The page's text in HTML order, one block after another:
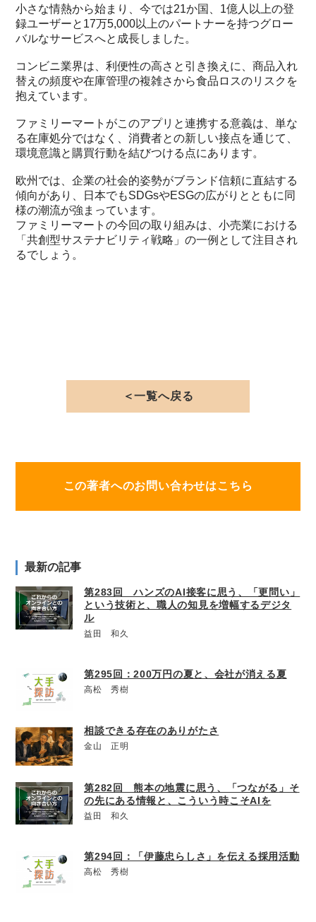
小さな情熱から始まり、今では21か国、1億人以上の登
録ユーザーと17万5,000以上のパートナーを持つグロー
バルなサービスへと成長しました。
コンビニ業界は、利便性の高さと引き換えに、商品入れ
替えの頻度や在庫管理の複雑さから食品ロスのリスクを
抱えています。
ファミリーマートがこのアプリと連携する意義は、単な
る在庫処分ではなく、消費者との新しい接点を通じて、
環境意識と購買行動を結びつける点にあります。
欧州では、企業の社会的姿勢がブランド信頼に直結する
傾向があり、日本でもSDGsやESGの広がりとともに同
様の潮流が強まっています。
ファミリーマートの今回の取り組みは、小売業における
「共創型サステナビリティ戦略」の一例として注目され
るでしょう。
＜一覧へ戻る
この著者へのお問い合わせはこちら
最新の記事
第283回 ハンズのAI接客に思う、「更問い」
という技術と、職人の知見を増幅するデジタ
ル
益田 和久
第295回：200万円の夏と、会社が消える夏
高松 秀樹
相談できる存在のありがたさ
金山 正明
第282回 熊本の地震に思う、「つながる」そ
の先にある情報と、こういう時こそAIを
益田 和久
第294回：「伊藤忠らしさ」を伝える採用活動
高松 秀樹